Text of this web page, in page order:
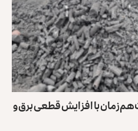
با افزایش قطعی برق و